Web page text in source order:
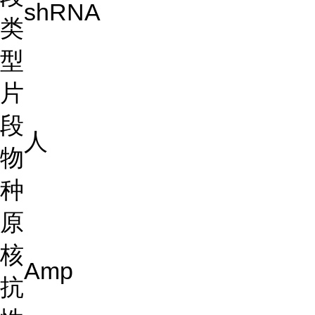
类
型
shRNA
片
段
物
种
人
原
核
抗
Amp